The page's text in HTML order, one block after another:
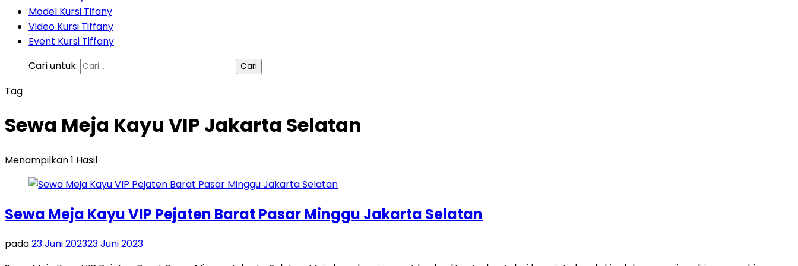
Model Kursi Tifany
Video Kursi Tiffany
Event Kursi Tiffany
Cari untuk:
Tag
Sewa Meja Kayu VIP Jakarta Selatan
Menampilkan 1 Hasil
Sewa Meja Kayu VIP Pejaten Barat Pasar Minggu Jakarta Selatan
pada23 Juni 202323 Juni 2023